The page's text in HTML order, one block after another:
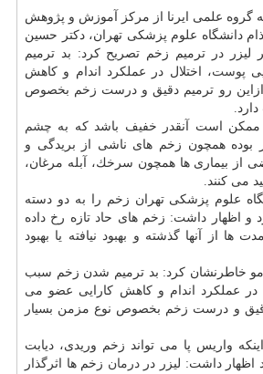
گروه علمی ایرنا از مركز آموزش و پژوهش
دانشگاه علوم پزشكی تهران، دكتر حسین
لیزر در ترمیم زخم تصریح كرد: بد ترمیم
پوست، اختلال در عملكرد اندام و كاهش
رو ترمیم دقیق و درست زخم بخصوص
ممكن است آنقدر خفیف باشد كه به چشم
بوده همچون زخم های ناشی از بریدگی و
از بیماری ها همچون سرخك، آبله مرغان،
می كنند.
علوم پزشكی تهران زخم را به دو دسته
و اظهار داشت: زخم های حاد تازه رخ داده
از آنها گذشته و بهبود نیافته یا بهبود
خاطرنشان كرد: بد ترمیم شدن زخم سبب
در عملكرد اندام و كاهش كارایی عضو می
دقیق و درست زخم بخصوص نوع مزمن بسیار
واریس پا می تواند زخم وریدی، دیابت
اظهار داشت: لیزر دردرمان زخم ها اثرگذار